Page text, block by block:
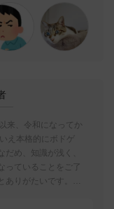
来、令和になってか
だめ、知識が浅く、
っていることをご了
ありがたいです。